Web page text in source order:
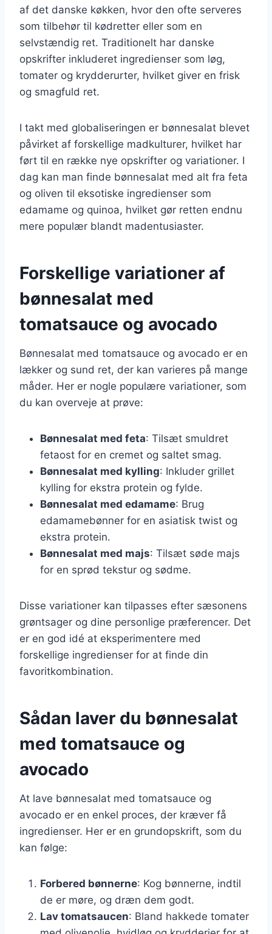
af det danske køkken, hvor den ofte serveres
som tilbehør til kødretter eller som en
selvstændig ret. Traditionelt har danske
opskrifter inkluderet ingredienser som løg,
tomater og krydderurter, hvilket giver en frisk
og smagfuld ret.
I takt med globaliseringen er bønnesalat blevet
påvirket af forskellige madkulturer, hvilket har
ført til en række nye opskrifter og variationer. I
dag kan man finde bønnesalat med alt fra feta
og oliven til eksotiske ingredienser som
edamame og quinoa, hvilket gør retten endnu
mere populær blandt madentusiaster.
Forskellige variationer af
bønnesalat med
tomatsauce og avocado
Bønnesalat med tomatsauce og avocado er en
lækker og sund ret, der kan varieres på mange
måder. Her er nogle populære variationer, som
du kan overveje at prøve:
Bønnesalat med feta: Tilsæt smuldret
fetaost for en cremet og saltet smag.
Bønnesalat med kylling: Inkluder grillet
kylling for ekstra protein og fylde.
Bønnesalat med edamame: Brug
edamamebønner for en asiatisk twist og
ekstra protein.
Bønnesalat med majs: Tilsæt søde majs
for en sprød tekstur og sødme.
Disse variationer kan tilpasses efter sæsonens
grøntsager og dine personlige præferencer. Det
er en god idé at eksperimentere med
forskellige ingredienser for at finde din
favoritkombination.
Sådan laver du bønnesalat
med tomatsauce og
avocado
At lave bønnesalat med tomatsauce og
avocado er en enkel proces, der kræver få
ingredienser. Her er en grundopskrift, som du
kan følge:
Forbered bønnerne: Kog bønnerne, indtil
de er møre, og dræn dem godt.
Lav tomatsaucen: Bland hakkede tomater